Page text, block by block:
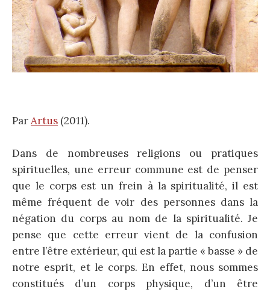
ParArtus (2011).
Dans de nombreuses religions ou pratiques
spirituelles, une erreur commune est de penser
que le corps est un frein à la spiritualité, il est
même fréquent de voir des personnes dans la
négation du corps au nom de la spiritualité. Je
pense que cette erreur vient de la confusion
entre l’être extérieur, qui est la partie « basse » de
notre esprit, et le corps. En effet, nous sommes
constitués d’un corps physique, d’un être